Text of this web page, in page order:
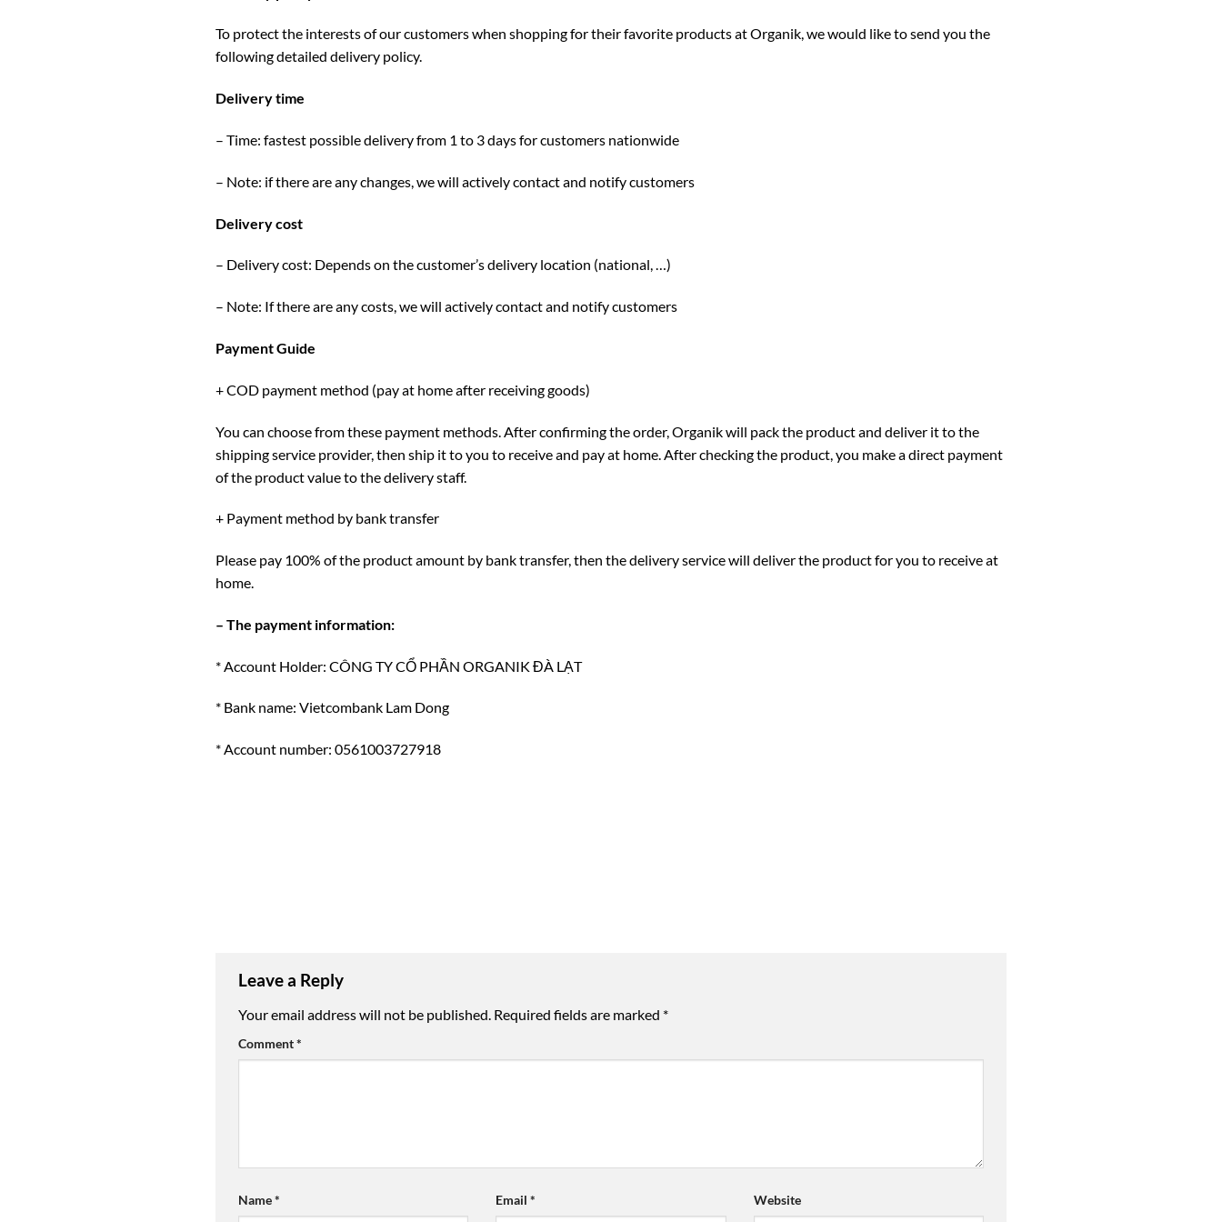
To protect the interests of our customers when shopping for their favorite products at Organik, we would like to send you the
following detailed delivery policy.
Delivery time
– Time: fastest possible delivery from 1 to 3 days for customers nationwide
– Note: if there are any changes, we will actively contact and notify customers
Delivery cost
– Delivery cost: Depends on the customer’s delivery location (national, …)
– Note: If there are any costs, we will actively contact and notify customers
Payment Guide
+ COD payment method (pay at home after receiving goods)
You can choose from these payment methods. After confirming the order, Organik will pack the product and deliver it to the
shipping service provider, then ship it to you to receive and pay at home. After checking the product, you make a direct payment
of the product value to the delivery staff.
+ Payment method by bank transfer
Please pay 100% of the product amount by bank transfer, then the delivery service will deliver the product for you to receive at
home.
– The payment information:
* Account Holder: CÔNG TY CỔ PHẦN ORGANIK ĐÀ LẠT
* Bank name: Vietcombank Lam Dong
* Account number: 0561003727918
Leave a Reply
Your email address will not be published. Required fields are marked *
Comment*
Name* Email* Website